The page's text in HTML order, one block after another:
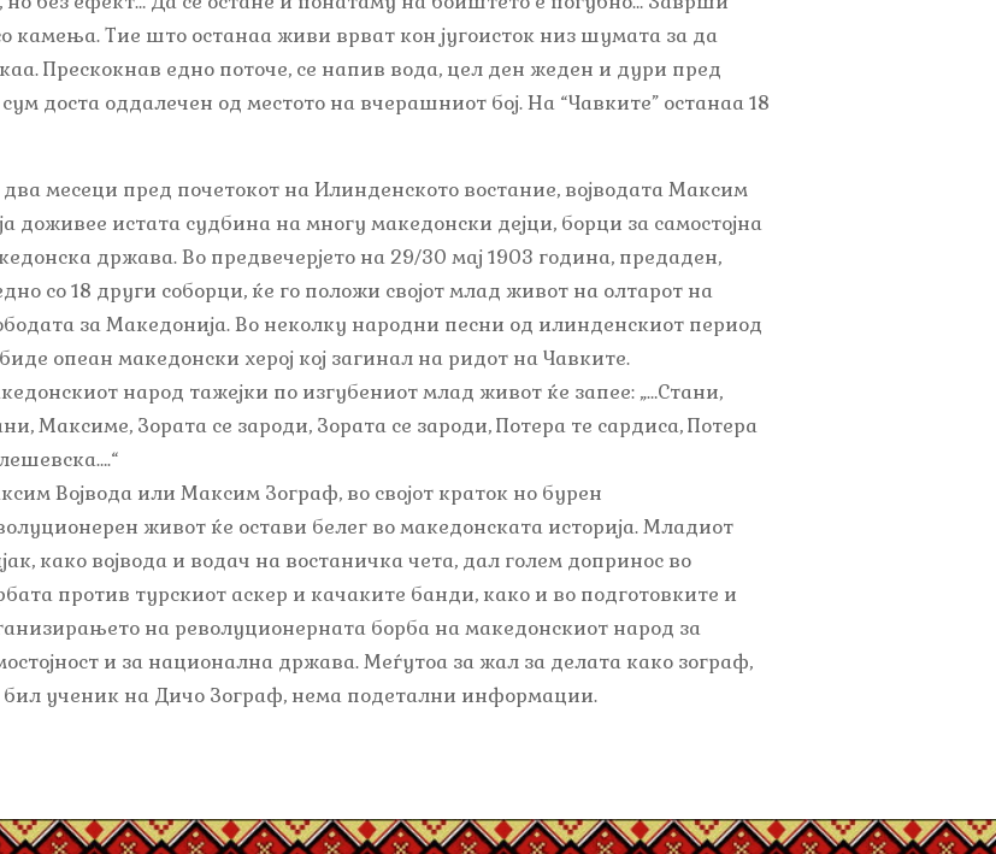
камења. Тие што останаа живи врват кон југоисток низ шумата за да
Прескокнав едно поточе, се напив вода, цел ден жеден и дури пред
доста оддалечен од местото на вчерашниот бој. На “Чавките” останаа 18
месеци пред почетокот на Илинденското востание, војводата Максим
доживее истата судбина на многу македонски дејци, борци за самостојна
држава. Во предвечерјето на 29/30 мај 1903 година, предаден,
со 18 други соборци, ќе го положи својот млад живот на олтарот на
за Македонија. Во неколку народни песни од илинденскиот период
опеан македонски херој кој загинал на ридот на Чавките.
народ тажејки по изгубениот млад живот ќе запее: „…Стани,
Максиме, Зората се зароди, Зората се зароди, Потера те сардиса, Потера
Војвода или Максим Зограф, во својот краток но бурен
живот ќе остави белег во македонската историја. Младиот
како војвода и водач на востаничка чета, дал голем допринос во
против турскиот аскер и качаките банди, како и во подготовките и
на револуционерната борба на македонскиот народ за
и за национална држава. Меѓутоа за жал за делата како зограф,
бил ученик на Дичо Зограф, нема подетални информации.